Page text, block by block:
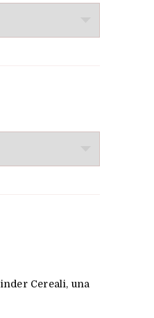
Cereali, una